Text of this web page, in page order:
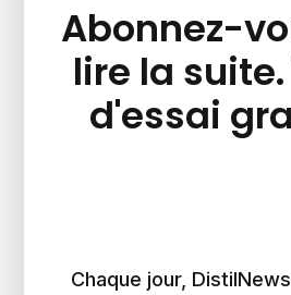
Abonnez-
lire la
d'essai
Chaque jour,